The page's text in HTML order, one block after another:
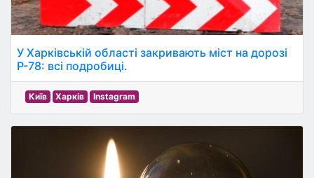
У Харківській області закривають міст на дорозі
Р-78: всі подробиці.
Київ Харків Instagram